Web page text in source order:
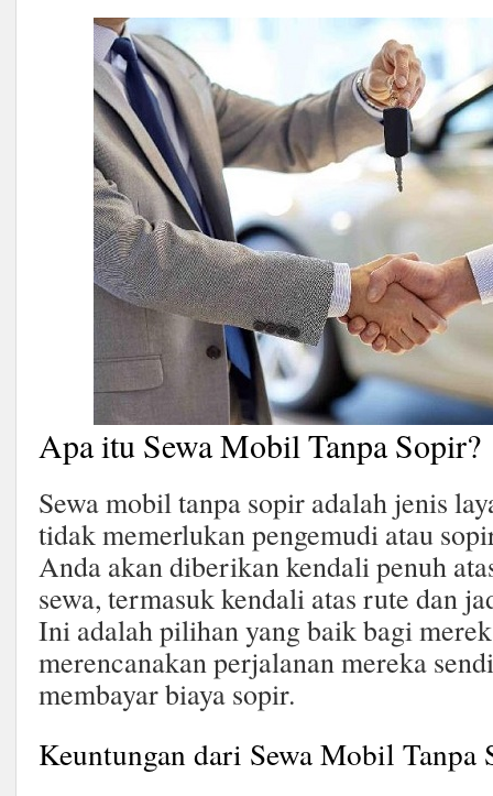
Apa itu Sewa Mobil Tanpa Sopir?
Sewa mobil tanpa sopir adalah jenis
tidak memerlukan pengemudi atau
Anda akan diberikan kendali penuh
sewa, termasuk kendali atas rute dan
Ini adalah pilihan yang baik bagi
merencanakan perjalanan mereka
membayar biaya sopir.
Keuntungan dari Sewa Mobil Tanpa